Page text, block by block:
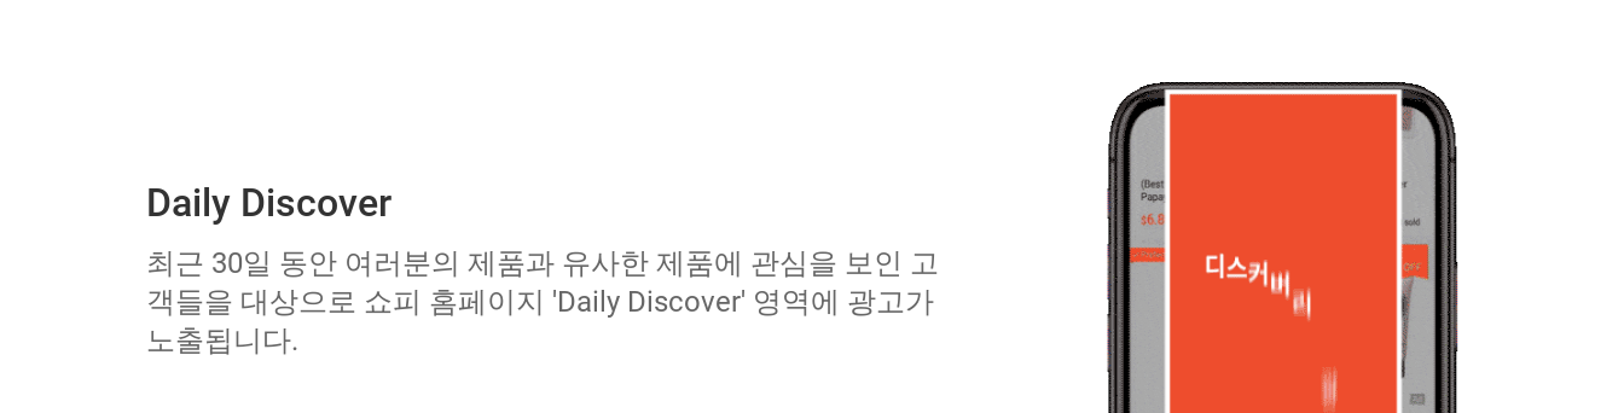
Daily Discover
최근 30일 동안 여러분의 제품과 유사한 제품에 관심을 보인 고
객들을 대상으로 쇼피 홈페이지 'Daily Discover' 영역에 광고가
노출됩니다.